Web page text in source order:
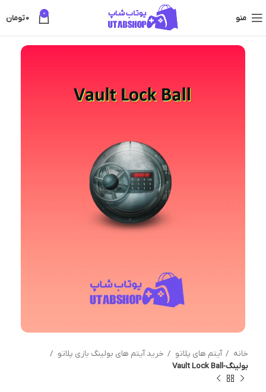
منو 0
0تومان
خانه آیتم های پلاتو
خرید آیتم های بولینگ بازی پلاتو
بولینگ-Vault Lock Ball